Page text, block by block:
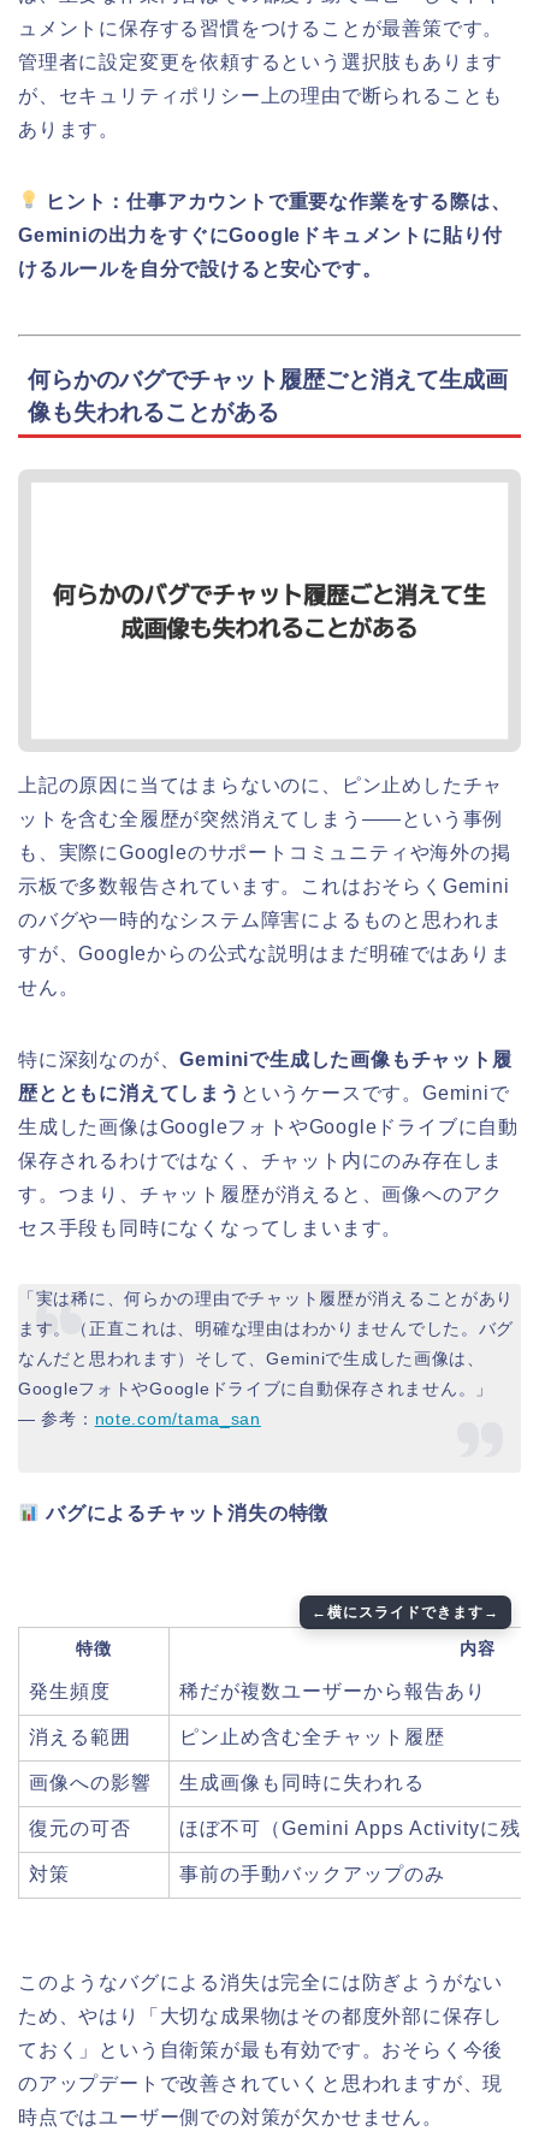
ュメントに保存する習慣をつけることが最善策です。
管理者に設定変更を依頼するという選択肢もあります
が、セキュリティポリシー上の理由で断られることも
あります。
ヒント：仕事アカウントで重要な作業をする際は、
Geminiの出力をすぐにGoogleドキュメントに貼り付
けるルールを自分で設けると安心です。
何らかのバグでチャット履歴ごと消えて生成画
像も失われることがある
上記の原因に当てはまらないのに、ピン止めしたチャ
ットを含む全履歴が突然消えてしまう——という事例
も、実際にGoogleのサポートコミュニティや海外の掲
示板で多数報告されています。これはおそらくGemini
のバグや一時的なシステム障害によるものと思われま
すが、Googleからの公式な説明はまだ明確ではありま
せん。
特に深刻なのが、Geminiで生成した画像もチャット履
歴とともに消えてしまう というケースです。Geminiで
生成した画像はGoogleフォトやGoogleドライブに自動
保存されるわけではなく、チャット内にのみ存在しま
す。つまり、チャット履歴が消えると、画像へのアク
セス手段も同時になくなってしまいます。
「実は稀に、何らかの理由でチャット履歴が消えることがあり
ます。（正直これは、明確な理由はわかりませんでした。バグ
なんだと思われます）そして、Geminiで生成した画像は、
GoogleフォトやGoogleドライブに自動保存されません。」
— 参考： note.com/tama_san
バグによるチャット消失の特徴
特徴 内容
発生頻度 稀だが複数ユーザーから報告あり
消える範囲 ピン止め含む全チャット履歴
画像への影響 生成画像も同時に失われる
復元の可否 ほぼ不可（Gemini Apps Activityに残
対策 事前の手動バックアップのみ
このようなバグによる消失は完全には防ぎようがない
ため、やはり「大切な成果物はその都度外部に保存し
ておく」という自衛策が最も有効です。おそらく今後
のアップデートで改善されていくと思われますが、現
時点ではユーザー側での対策が欠かせません。